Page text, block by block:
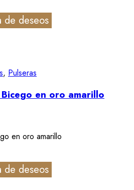
de deseos
, Pulseras
en oro amarillo
en oro amarillo
de deseos